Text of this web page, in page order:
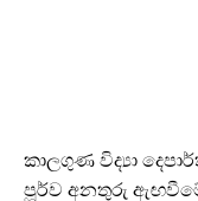
කාලගුණ විද්‍යා
පූර්ව අනතුරු